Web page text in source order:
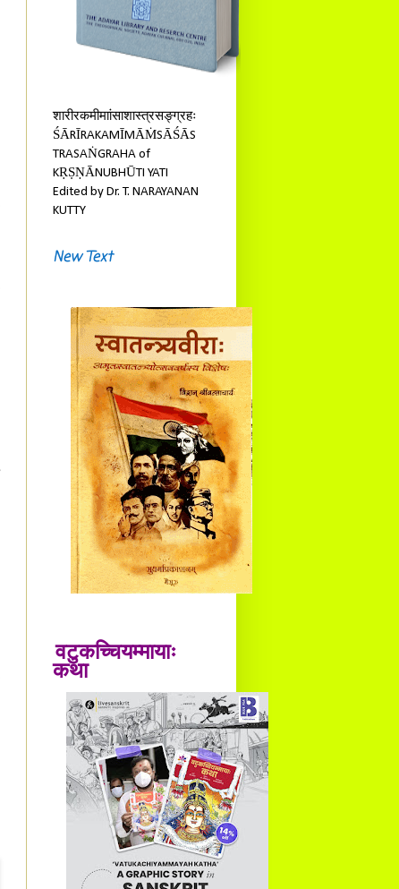
शारीरकमीमाांसाशास्त्रसङ्ग्रहः
ŚĀRĪRAKAMĪMĀṀSĀŚĀS
TRASAṄGRAHA of
KṚṢṆĀNUBHŪTI YATI
Edited by Dr. T. NARAYANAN
KUTTY
New Text
वटुकच्चियम्मायाः
कथा